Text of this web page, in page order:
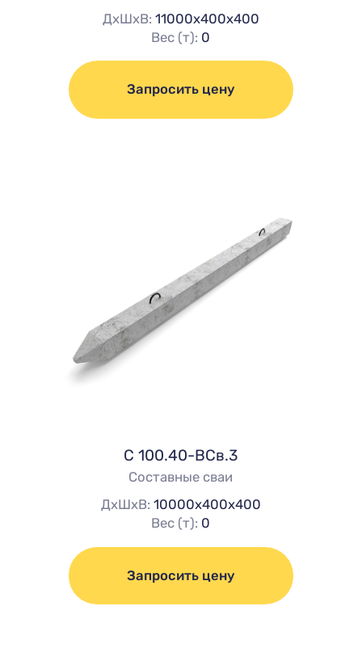
ДхШхВ: 11000х400х400
Вес (т): 0
Запросить цену
C 100.40-ВСв.3
Составные сваи
ДхШхВ: 10000х400х400
Вес (т): 0
Запросить цену